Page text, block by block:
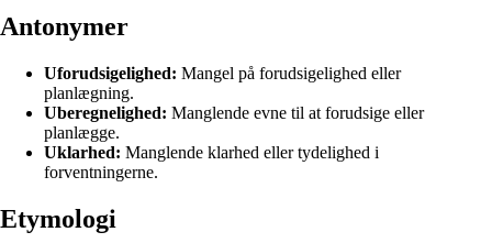
Antonymer
Uforudsigelighed: Mangel på forudsigelighed eller
planlægning.
Uberegnelighed: Manglende evne til at forudsige eller
planlægge.
Uklarhed: Manglende klarhed eller tydelighed i
forventningerne.
Etymologi